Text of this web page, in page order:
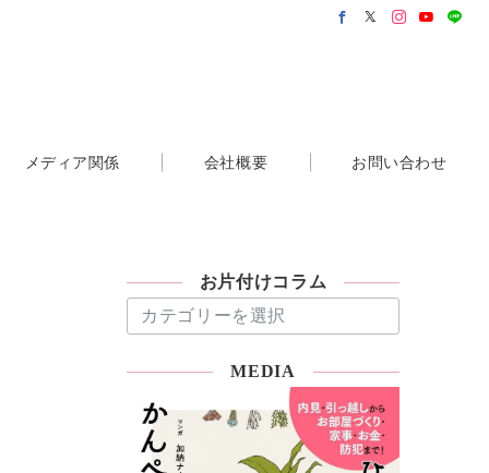
メディア関係 会社概要 お問い合わせ
お片付けコラム
片
ム
MEDIA